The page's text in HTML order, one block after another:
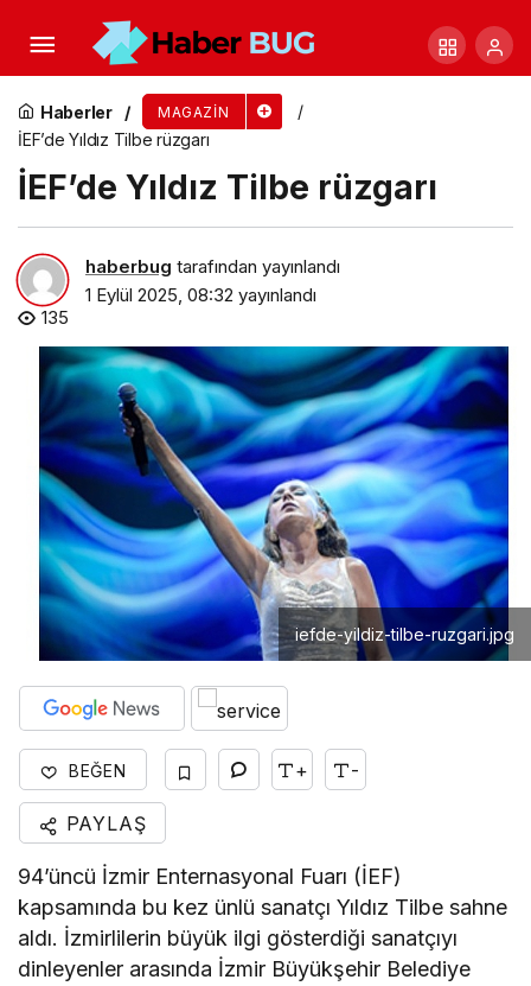
Haberler MAGAZIN
İEF’de Yıldız Tilbe rüzgarı
İEF’de Yıldız Tilbe rüzgarı
haberbug tarafından yayınlandı
1 Eylül 2025, 08:32 yayınlandı
135
iefde-yildiz-tilbe-ruzgari.jpg
BEĞEN + -
PAYLAŞ
94’üncü İzmir Enternasyonal Fuarı (İEF)
kapsamında bu kez ünlü sanatçı Yıldız Tilbe sahne
aldı. İzmirlilerin büyük ilgi gösterdiği sanatçıyı
dinleyenler arasında İzmir Büyükşehir Belediye
Netflix, Gupse Özay’ın Kaleminden Çıkan
Platonik: Mavi Dolunay Otel’in Yeni Fragmanını